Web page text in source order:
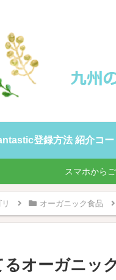
登録方法 紹介コー
スマホから
オーガニック食品
オーガニッ